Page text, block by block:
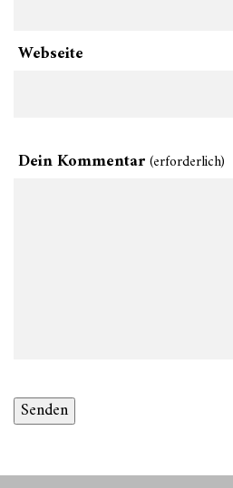
Webseite
Dein Kommentar(erforderlich)
Senden